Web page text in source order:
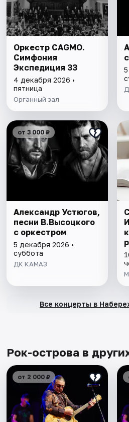
Оркестр CAGMO.
Симфония
Экспедиция 33
4 декабря 2026 •
пятница
Органный зал
от 3 000 ₽
Александр Устюгов,
песни В.Высоцкого
с оркестром
5 декабря 2026 •
суббота
ДК КАМАЗ
Все концерты в
Рок-острова в
от 2 000 ₽